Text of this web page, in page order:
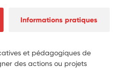
Informations pratiques
et pédagogiques de
des actions ou projets